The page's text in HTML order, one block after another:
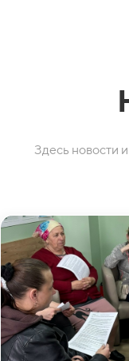
Здесь новости